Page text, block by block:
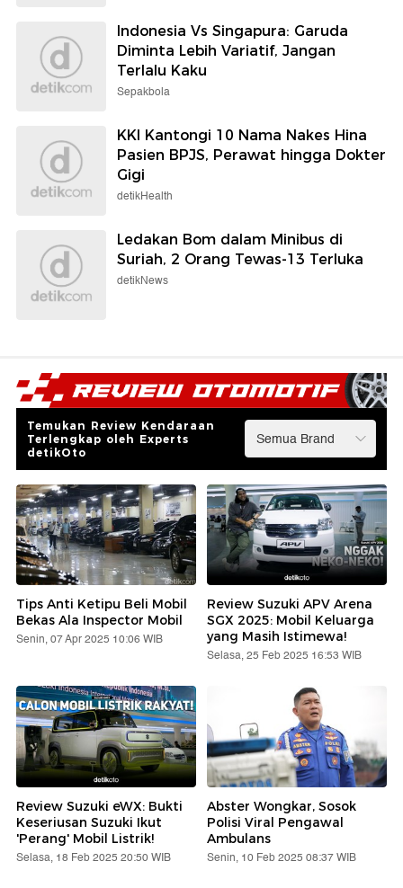
Indonesia Vs Singapura: Garuda
Diminta Lebih Variatif, Jangan
Terlalu Kaku
Sepakbola
KKI Kantongi 10 Nama Nakes Hina
Pasien BPJS, Perawat hingga Dokter
Gigi
detikHealth
Ledakan Bom dalam Minibus di
Suriah, 2 Orang Tewas-13 Terluka
detikNews
Temukan Review Kendaraan
Terlengkap oleh Experts
detikOto
Tips Anti Ketipu Beli Mobil
Bekas Ala Inspector Mobil
Senin, 07 Apr 2025 10:06 WIB
Review Suzuki APV Arena
SGX 2025: Mobil Keluarga
yang Masih Istimewa!
Selasa, 25 Feb 2025 16:53 WIB
Review Suzuki eWX: Bukti
Keseriusan Suzuki Ikut
'Perang' Mobil Listrik!
Selasa, 18 Feb 2025 20:50 WIB
Abster Wongkar, Sosok
Polisi Viral Pengawal
Ambulans
Senin, 10 Feb 2025 08:37 WIB